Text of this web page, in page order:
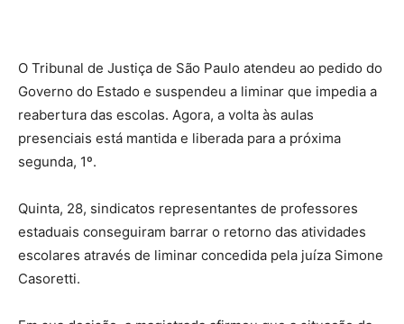
O Tribunal de Justiça de São Paulo atendeu ao pedido do
Governo do Estado e suspendeu a liminar que impedia a
reabertura das escolas. Agora, a volta às aulas
presenciais está mantida e liberada para a próxima
segunda, 1º.
Quinta, 28, sindicatos representantes de professores
estaduais conseguiram barrar o retorno das atividades
escolares através de liminar concedida pela juíza Simone
Casoretti.